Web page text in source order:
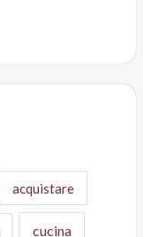
acquistare
cucina